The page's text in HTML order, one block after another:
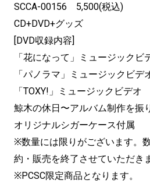
SCCA-00156 5,500(税込)
CD+DVD+グッズ
[DVD収録内容]
「花になって」ミュージックビ
「パノラマ」ミュージックビデ
「TOXY!」ミュージックビデオ
鯨木の休日〜アルバム制作を振
オリジナルシガーケース付属
※数量には限りがございます。
約・販売を終了させていただき
※PCSC限定商品となります。